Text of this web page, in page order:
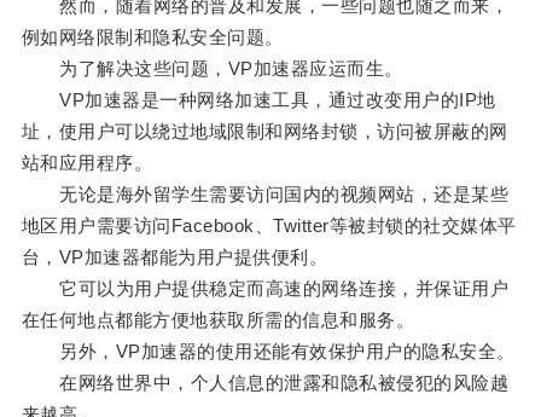
然而，随着网络的普及和发展，一些问题也随之而来，
例如网络限制和隐私安全问题。
为了解决这些问题，VP加速器应运而生。
VP加速器是一种网络加速工具，通过改变用户的IP地
址，使用户可以绕过地域限制和网络封锁，访问被屏蔽的网
站和应用程序。
无论是海外留学生需要访问国内的视频网站，还是某些
地区用户需要访问Facebook、Twitter等被封锁的社交媒体平
台，VP加速器都能为用户提供便利。
它可以为用户提供稳定而高速的网络连接，并保证用户
在任何地点都能方便地获取所需的信息和服务。
另外，VP加速器的使用还能有效保护用户的隐私安全。
在网络世界中，个人信息的泄露和隐私被侵犯的风险越